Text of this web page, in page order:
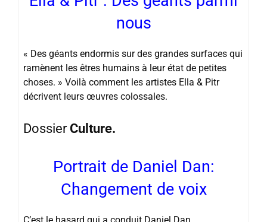
nous
« Des géants endormis sur des grandes surfaces qui
ramènent les êtres humains à leur état de petites
choses. » Voilà comment les artistes Ella & Pitr
décrivent leurs œuvres colossales.
Dossier Culture.
Portrait de Daniel Dan:
Changement de voix
C’est le hasard qui a conduit Daniel Dan,